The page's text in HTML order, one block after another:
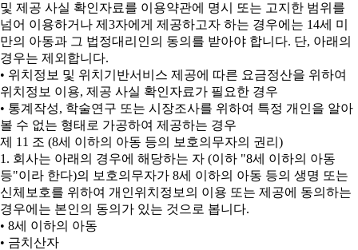
및 제공 사실 확인자료를 이용약관에 명시 또는 고지한 범위를
넘어 이용하거나 제3자에게 제공하고자 하는 경우에는 14세 미
만의 아동과 그 법정대리인의 동의를 받아야 합니다. 단, 아래의
경우는 제외합니다.
• 위치정보 및 위치기반서비스 제공에 따른 요금정산을 위하여
위치정보 이용, 제공 사실 확인자료가 필요한 경우
• 통계작성, 학술연구 또는 시장조사를 위하여 특정 개인을 알아
볼 수 없는 형태로 가공하여 제공하는 경우
제 11 조 (8세 이하의 아동 등의 보호의무자의 권리)
1. 회사는 아래의 경우에 해당하는 자 (이하 "8세 이하의 아동
등"이라 한다)의 보호의무자가 8세 이하의 아동 등의 생명 또는
신체보호를 위하여 개인위치정보의 이용 또는 제공에 동의하는
경우에는 본인의 동의가 있는 것으로 봅니다.
• 8세 이하의 아동
• 금치산자